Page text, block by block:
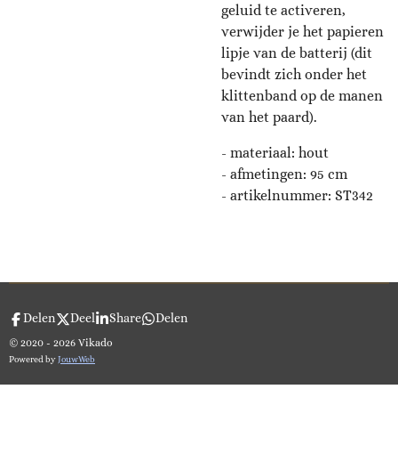
geluid te activeren,
verwijder je het papieren
lipje van de batterij (dit
bevindt zich onder het
klittenband op de manen
van het paard).
- materiaal: hout
- afmetingen: 95 cm
- artikelnummer: ST342
Delen Deel Share Delen
© 2020 - 2026 Vikado
Powered byJouwWeb